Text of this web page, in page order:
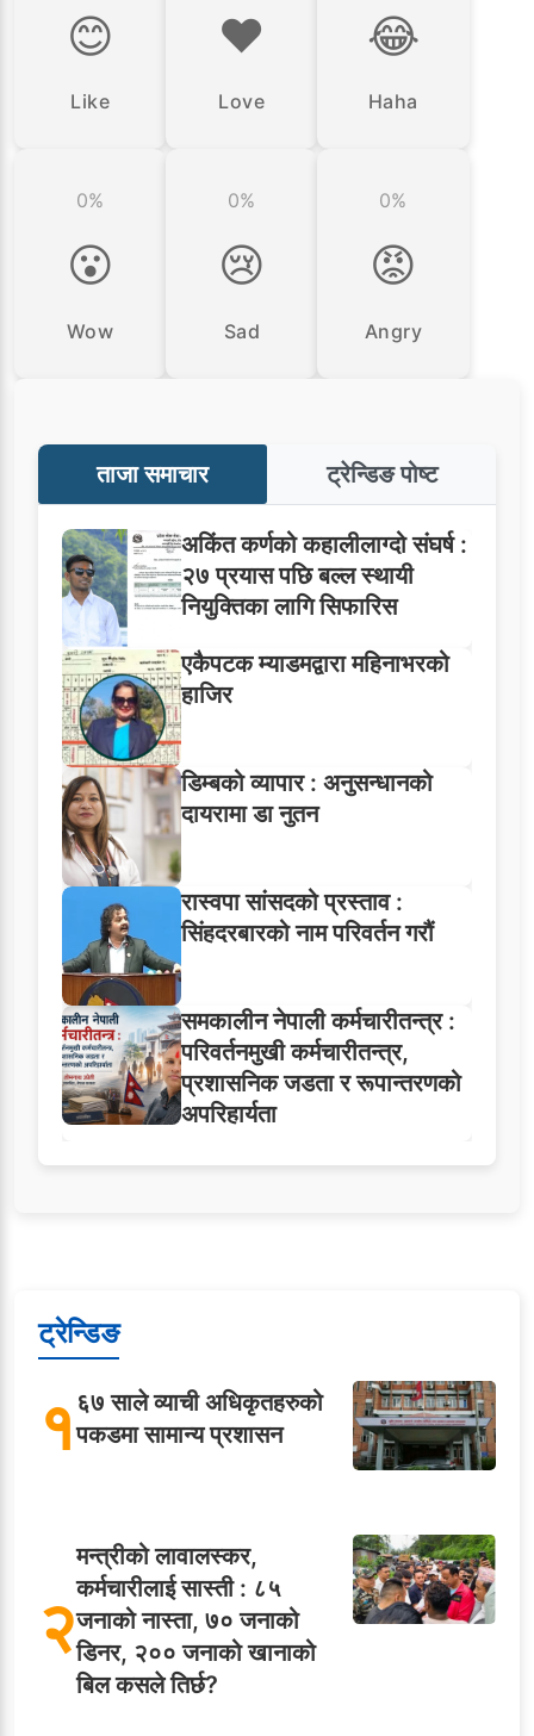
😊
Like
❤️
Love
😂
Haha
0%
😮
Wow
0%
😢
Sad
0%
😡
Angry
ताजा समाचार ट्रेन्डिङ पोष्ट
अकिंत कर्णको कहालीलाग्दो संघर्ष :
२७ प्रयास पछि बल्ल स्थायी
नियुक्तिका लागि सिफारिस
एकैपटक म्याडमद्वारा महिनाभरको
हाजिर
डिम्बको व्यापार : अनुसन्धानको
दायरामा डा नुतन
रास्वपा सांसदको प्रस्ताव :
सिंहदरबारको नाम परिवर्तन गरौं
समकालीन नेपाली कर्मचारीतन्त्र :
परिवर्तनमुखी कर्मचारीतन्त्र,
प्रशासनिक जडता र रूपान्तरणको
अपरिहार्यता
ट्रेन्डिङ
१६७ साले व्याची अधिकृतहरुको
पकडमा सामान्य प्रशासन
२
मन्त्रीको लावालस्कर,
कर्मचारीलाई सास्ती : ८५
जनाको नास्ता, ७० जनाको
डिनर, २०० जनाको खानाको
बिल कसले तिर्छ?